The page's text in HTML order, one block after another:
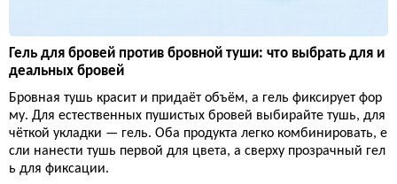
Гель для бровей против бровной туши: что выбрать для и
деальных бровей
Бровная тушь красит и придаёт объём, а гель фиксирует фор
му. Для естественных пушистых бровей выбирайте тушь, для
чёткой укладки — гель. Оба продукта легко комбинировать, е
сли нанести тушь первой для цвета, а сверху прозрачный гел
ь для фиксации.